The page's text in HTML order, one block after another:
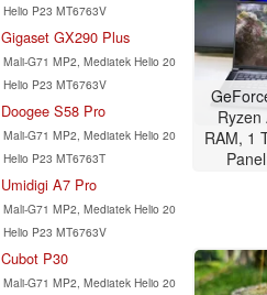
Helio P23 MT6763V
Gigaset GX290 Plus
Mali-G71 MP2, Mediatek Helio 20
Helio P23 MT6763V
Doogee S58 Pro
Mali-G71 MP2, Mediatek Helio 20
Helio P23 MT6763T
Umidigi A7 Pro
Mali-G71 MP2, Mediatek Helio 20
Helio P23 MT6763V
Cubot P30
Mali-G71 MP2, Mediatek Helio 20
Ryzen
RAM, 1